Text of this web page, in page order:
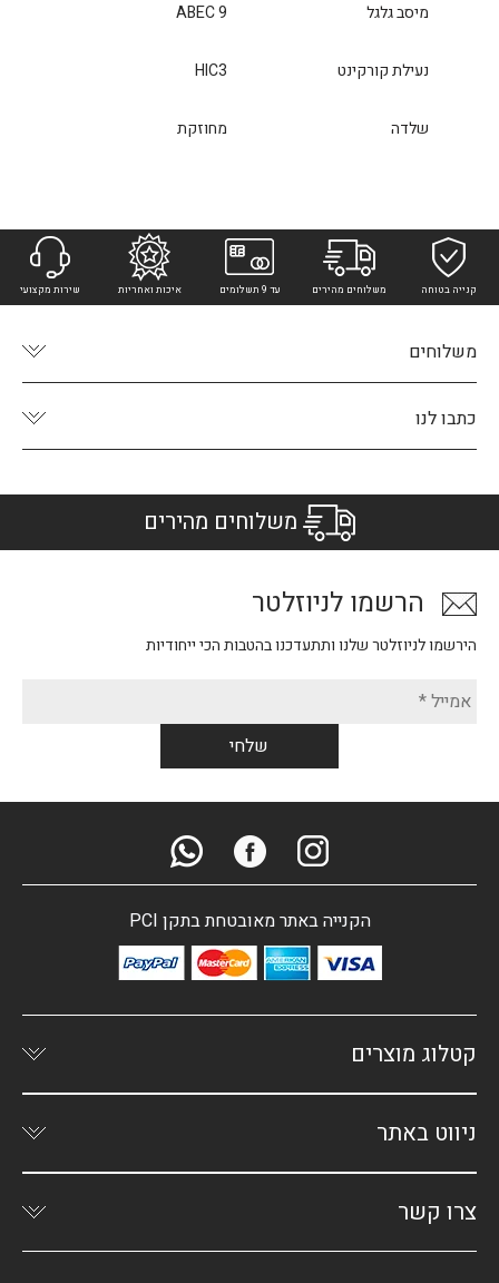
מיסב גלגל ABEC 9
נעילת קורקינט HIC3
שלדה מחוזקת
קנייה בטוחה משלוחים מהירים עד 9 תשלומים איכות ואחריות שירות מקצועי
משלוחים
כתבו לנו
משלוחים מהירים
הרשמו לניוזלטר
הירשמו לניוזלטר שלנו ותתעדכנו בהטבות הכי ייחודיות
הקנייה באתר מאובטחת בתקן PCI
קטלוג מוצרים
ניווט באתר
צרו קשר